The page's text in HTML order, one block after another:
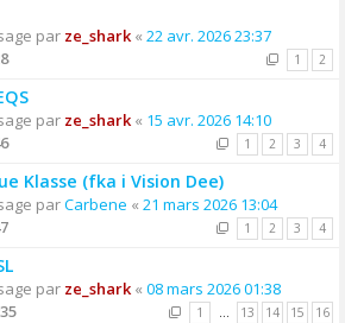
par ze_shark« 22 avr. 2026 23:37
1 2
par ze_shark« 15 avr. 2026 14:10
1 2 3 4
Klasse (fka i Vision Dee)
parCarbene « 21 mars 2026 13:04
1 2 3 4
par ze_shark« 08 mars 2026 01:38
1 … 13 14 15 16